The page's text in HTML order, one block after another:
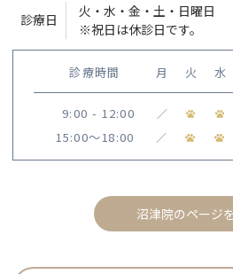
診療日
火・水・金・土・日曜日
※祝日は休診日です。
診療時間 月 火 水
9:00 - 12:00 ／
15:00〜18:00 ／
沼津院のページ